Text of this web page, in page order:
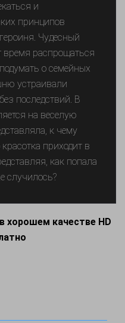
и
принципов
Чудесный
время распрощаться
о семейных
устраивали
последствий. В
на веселую
к чему
приходит в
как попала
случилось?
хорошем качестве HD